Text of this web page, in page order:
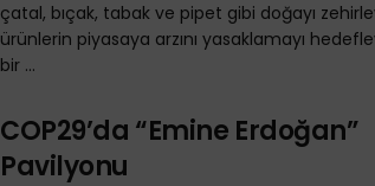
çatal, bıçak, tabak ve pipet gibi doğayı
ürünlerin piyasaya arzını yasaklamayı
bir ...
COP29’da “Emine Erdoğan”
Pavilyonu